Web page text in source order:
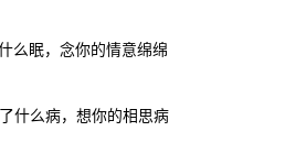
么眠，念你的情意绵绵
什么病，想你的相思病